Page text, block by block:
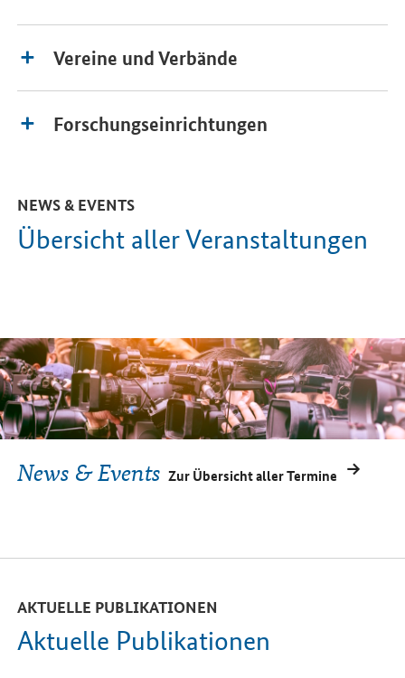
Vereine und Verbände
Forschungseinrichtungen
NEWS & EVENTS
Übersicht aller Veranstaltungen
News & Events Zur Übersicht aller Termine
AKTUELLE PUBLIKATIONEN
Aktuelle Publikationen